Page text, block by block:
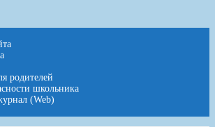
родителей
школьника
(Web)